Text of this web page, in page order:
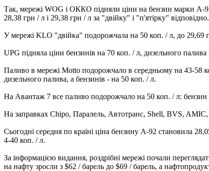
Так, мережі WOG і ОККО підняли ціни на бензин марки А-
28,38 грн / л і 29,38 грн / л за "двійку" і "п'ятірку" відповідно.
У мережі KLO "двійка" подорожчала на 50 коп. / л, до 29,69
UPG підняла ціни бензинів на 70 коп. / л, дизельного
Паливо в мережі Motto подорожчало в середньому на 43-
дизельного палива, а бензинів - на 50 коп. / л.
На Авантаж 7 все паливо подорожчало на 50 коп. / л:
На заправках Chipo, Паралель, Автотранс, Shell, BVS,
Сьогодні середня по країні ціна бензину А-92 становила
4-40 коп. / л.
За інформацією видання, роздрібні мережі почали
на нафту зросли з $62 / барель до $69 / барель, а